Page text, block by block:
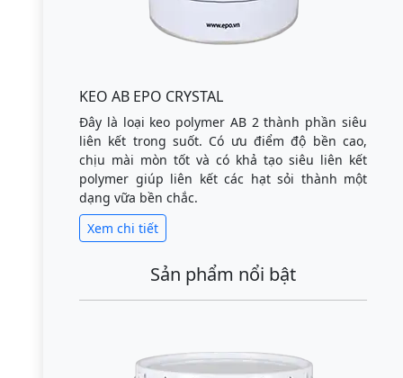
KEO AB EPO CRYSTAL
Đây là loại keo polymer AB 2 thành phần siêu
liên kết trong suốt. Có ưu điểm độ bền cao,
chịu mài mòn tốt và có khả tạo siêu liên kết
polymer giúp liên kết các hạt sỏi thành một
dạng vữa bền chắc.
Xem chi tiết
Sản phẩm nổi bật